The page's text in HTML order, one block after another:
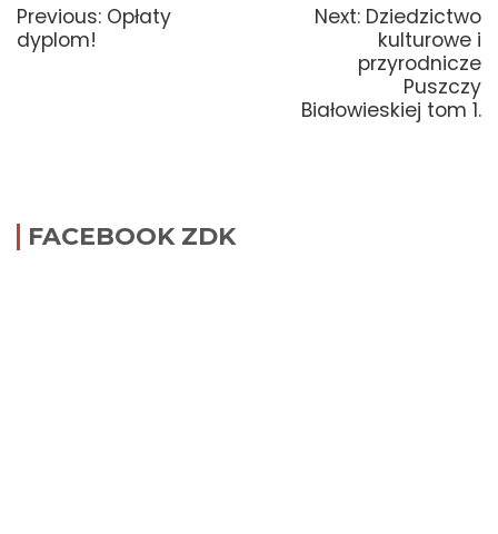
Previous: Previous
Opłaty
dyplom!
Next: Next
post:
Dziedzictwo
kulturowe i
przyrodnicze
Puszczy
Białowieskiej tom 1.
FACEBOOK ZDK